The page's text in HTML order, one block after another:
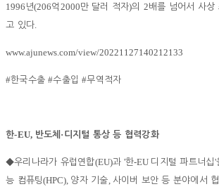
1996 년(206억 2000만 달러 적자)의 2배를 넘어서 사상
고 있다.
www.ajunews.com/view/20221127140212133
#한국수출#수출입#무역적자
한-EU, 반도체 · 디지털 통상 등 협력강화
◆우리나라가 유럽연합(EU)과'한-EU 디지털 파트너십'
능 컴퓨팅(HPC), 양자 기술, 사이버 보안 등 분야에서